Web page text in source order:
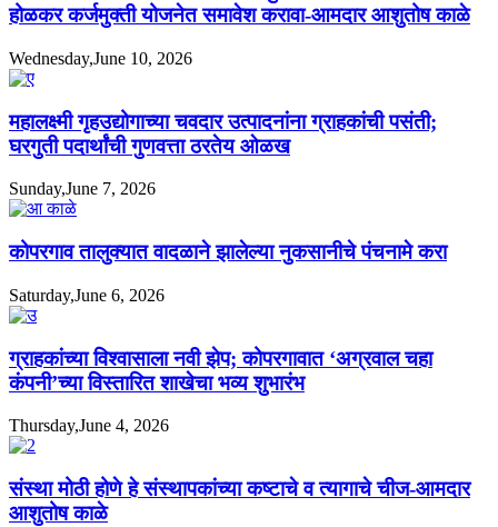
होळकर कर्जमुक्ती योजनेत समावेश करावा-आमदार आशुतोष काळे
Wednesday,June 10, 2026
महालक्ष्मी गृहउद्योगाच्या चवदार उत्पादनांना ग्राहकांची पसंती;
घरगुती पदार्थांची गुणवत्ता ठरतेय ओळख
Sunday,June 7, 2026
कोपरगाव तालुक्यात वादळाने झालेल्या नुकसानीचे पंचनामे करा
Saturday,June 6, 2026
ग्राहकांच्या विश्वासाला नवी झेप; कोपरगावात ‘अग्रवाल चहा
कंपनी’च्या विस्तारित शाखेचा भव्य शुभारंभ
Thursday,June 4, 2026
संस्था मोठी होणे हे संस्थापकांच्या कष्टाचे व त्यागाचे चीज-आमदार
आशुतोष काळे